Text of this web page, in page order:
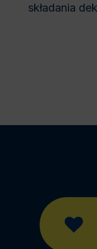
składania